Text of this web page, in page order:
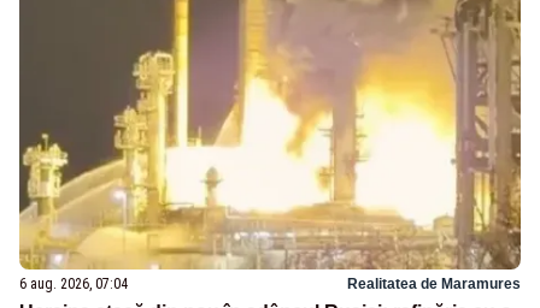
6 aug. 2026, 07:04 Realitatea de Maramures